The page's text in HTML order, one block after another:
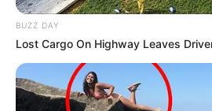
BUZZ DAY
Lost Cargo On Highway Leaves